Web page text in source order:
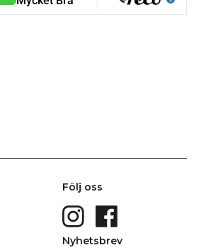
Följ oss
Nyhetsbrev